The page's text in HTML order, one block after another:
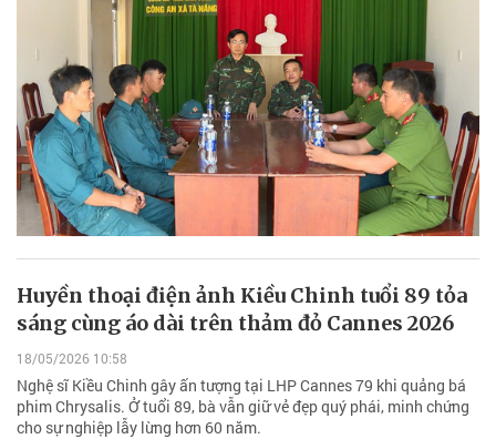
Huyền thoại điện ảnh Kiều Chinh tuổi 89 tỏa
sáng cùng áo dài trên thảm đỏ Cannes 2026
18/05/2026 10:58
Nghệ sĩ Kiều Chinh gây ấn tượng tại LHP Cannes 79 khi quảng bá
phim Chrysalis. Ở tuổi 89, bà vẫn giữ vẻ đẹp quý phái, minh chứng
cho sự nghiệp lẫy lừng hơn 60 năm.